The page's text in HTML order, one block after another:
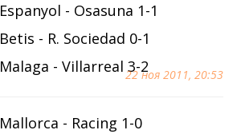
22 ноя 2011, 20:53
Espanyol - Osasuna 1-1
Betis - R. Sociedad 0-1
Malaga - Villarreal 3-2
Mallorca - Racing 1-0